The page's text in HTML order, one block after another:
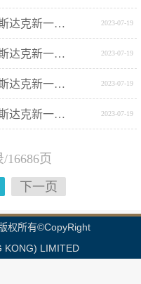
才刚刚启动吗？ 2023-07-19
才刚刚启动吗？ 2023-07-19
才刚刚启动吗？ 2023-07-19
才刚刚启动吗？ 2023-07-19
16686页
下一页
权所有©CopyRight
KONG) LIMITED